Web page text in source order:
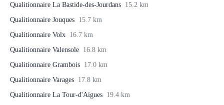
Qualitionnaire La Bastide-des-Jourdans 15.2 km
Qualitionnaire Jouques 15.7 km
Qualitionnaire Volx 16.7 km
Qualitionnaire Valensole 16.8 km
Qualitionnaire Grambois 17.0 km
Qualitionnaire Varages 17.8 km
Qualitionnaire La Tour-d'Aigues 19.4 km